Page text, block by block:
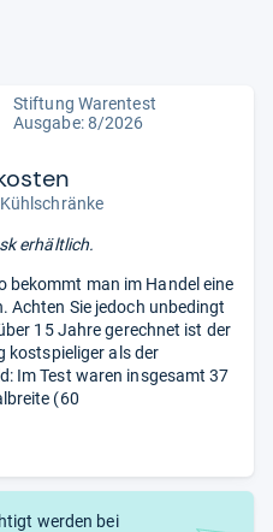
Stiftung Warentest
Ausgabe: 8/2026
erhältlich.
bekommt man im Handel eine
Achten Sie jedoch unbedingt
15 Jahre gerechnet ist der
kostspieliger als der
Im Test waren insgesamt 37
(60
werden bei